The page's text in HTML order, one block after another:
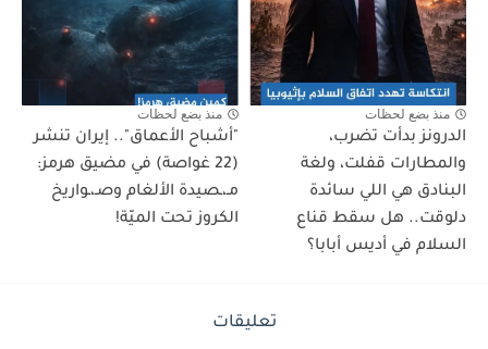
منذ بضع لحظات
الدرونز بدأت تضرب،
والمطارات قفلت، ولغة
البنادق هي اللي سائدة
دلوقت.. هل سقط قناع
السلام في أديس أبابا؟
منذ بضع لحظات
"أشباح الأعماق".. إيران تنشر
(22 غواصة) في مضيق هرمز:
مـ،ـصيدة الألغام وصـ،ـواريخ
الكروز تحت الميّة!
تعليقات